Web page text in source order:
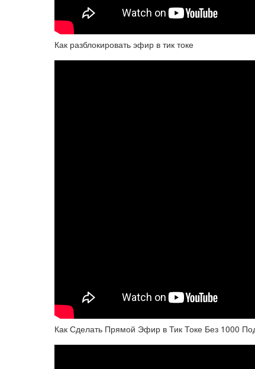
Как разблокировать эфир в тик токе
Как Сделать Прямой Эфир в Тик Токе Без 1000